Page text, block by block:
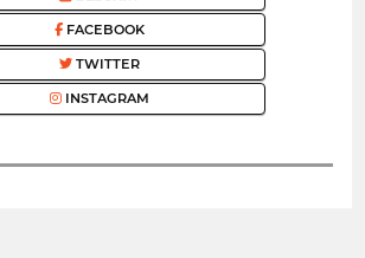
FACEBOOK
TWITTER
INSTAGRAM